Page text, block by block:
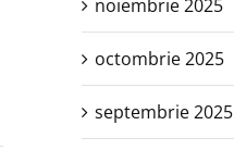
noiembrie 2025
octombrie 2025
septembrie 2025